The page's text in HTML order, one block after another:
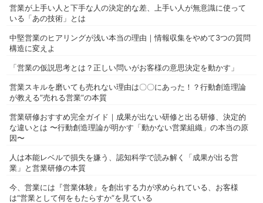
営業が上手い人と下手な人の決定的な差、上手い人が無意識に使って
いる「あの技術」とは
中堅営業のヒアリングが浅い本当の理由｜情報収集をやめて3つの質問
構造に変えよ
「営業の仮説思考とは？正しい問いがお客様の意思決定を動かす」
営業スキルを磨いても売れない理由は〇〇にあった！？行動創造理論
が教える”売れる営業”の本質
営業研修おすすめ完全ガイド｜成果が出ない研修と出る研修、決定的
な違いとは 〜行動創造理論が明かす「動かない営業組織」の本当の原
因〜
人は本能レベルで損失を嫌う、認知科学で読み解く「成果が出る営
業」と営業研修の本質
今、営業には『営業体験』を創出する力が求められている、お客様
は“営業として何をもたらすか”を見ている